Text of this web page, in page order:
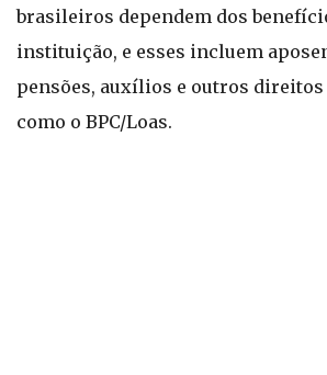
brasileiros dependem dos
instituição, e esses incluem
pensões, auxílios e outros
como o BPC/Loas.